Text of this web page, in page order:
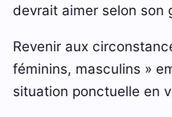
devrait aimer selon son
Revenir aux
féminins, masculins »
situation ponctuelle en